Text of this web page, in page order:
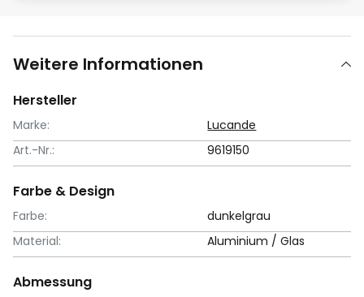
Weitere Informationen
Hersteller
Marke:
Lucande
Art.-Nr.:
9619150
Farbe & Design
Farbe:
dunkelgrau
Material:
Aluminium / Glas
Abmessung